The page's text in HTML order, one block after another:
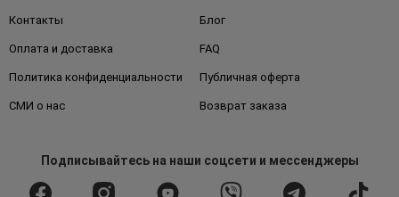
Контакты Блог
Оплата и доставка FAQ
Политика конфиденциальности Публичная оферта
СМИ о нас Возврат заказа
Подписывайтесьна наши соцсети и мессенджеры